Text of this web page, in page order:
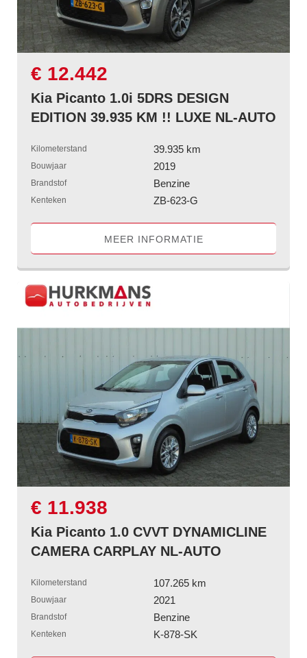
€ 12.442
Kia Picanto 1.0i 5DRS DESIGN
EDITION 39.935 KM !! LUXE NL-AUTO
Kilometerstand 39.935 km
Bouwjaar 2019
Brandstof Benzine
Kenteken ZB-623-G
MEER INFORMATIE
€ 11.938
Kia Picanto 1.0 CVVT DYNAMICLINE
CAMERA CARPLAY NL-AUTO
Kilometerstand 107.265 km
Bouwjaar 2021
Brandstof Benzine
Kenteken K-878-SK